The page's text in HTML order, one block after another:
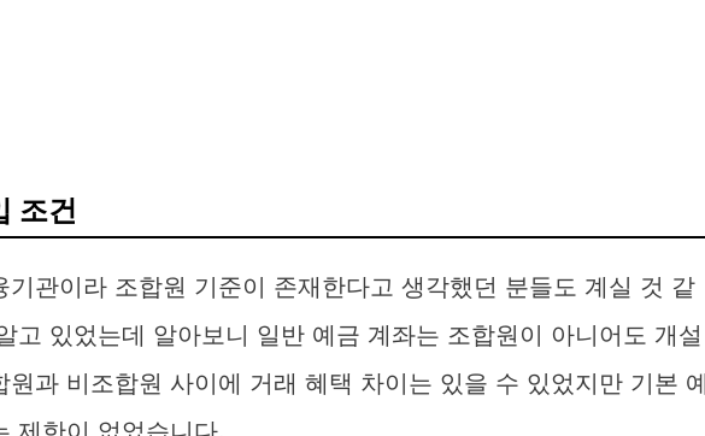
조건
기관이라 조합원 기준이 존재한다고 생각했던 분들도 계실 것 같
고 있었는데 알아보니 일반 예금 계좌는 조합원이 아니어도 개설
원과 비조합원 사이에 거래 혜택 차이는 있을 수 있었지만 기본